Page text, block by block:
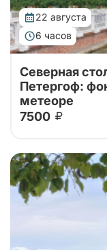
22 августа
6 часов
Петербурга в
Поющие
Императорский
Северная
Петергоф:
метеоре
7500